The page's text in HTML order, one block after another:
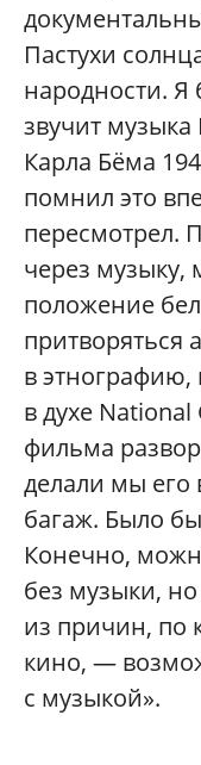
Пастухи
народности. Я
звучит
Карла Бёма
помнил это
пересмотрел.
через музыку,
положение
притворяться
в этнографию,
в духе
фильма
делали мы
багаж. Было
Конечно,
без музыки,
из причин, по
кино, —
с музыкой».